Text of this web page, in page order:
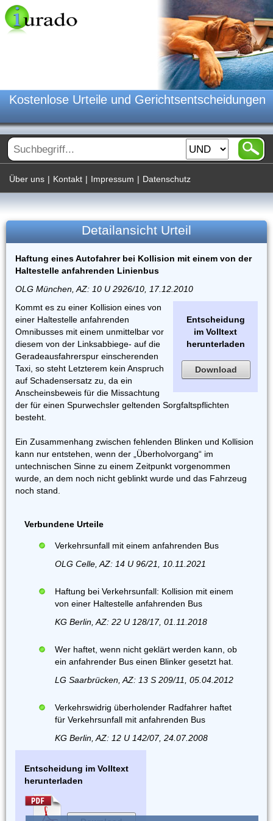
Kostenlose Urteile und Gerichtsentscheidungen
Über uns | Kontakt | Impressum | Datenschutz
Detailansicht Urteil
Haftung eines Autofahrer bei Kollision mit einem von der
Haltestelle anfahrenden Linienbus
OLG München, AZ: 10 U 2926/10, 17.12.2010
Entscheidung
im Volltext
herunterladen
Download
Kommt es zu einer Kollision eines von
einer Haltestelle anfahrenden
Omnibusses mit einem unmittelbar vor
diesem von der Linksabbiege- auf die
Geradeausfahrerspur einscherenden
Taxi, so steht Letzterem kein Anspruch
auf Schadensersatz zu, da ein
Anscheinsbeweis für die Missachtung
der für einen Spurwechsler geltenden Sorgfaltspflichten
besteht.
Ein Zusammenhang zwischen fehlenden Blinken und Kollision
kann nur entstehen, wenn der „Überholvorgang“ im
untechnischen Sinne zu einem Zeitpunkt vorgenommen
wurde, an dem noch nicht geblinkt wurde und das Fahrzeug
noch stand.
Verbundene Urteile
Verkehrsunfall mit einem anfahrenden Bus
OLG Celle, AZ: 14 U 96/21, 10.11.2021
Haftung bei Verkehrsunfall: Kollision mit einem
von einer Haltestelle anfahrenden Bus
KG Berlin, AZ: 22 U 128/17, 01.11.2018
Wer haftet, wenn nicht geklärt werden kann, ob
ein anfahrender Bus einen Blinker gesetzt hat.
LG Saarbrücken, AZ: 13 S 209/11, 05.04.2012
Verkehrswidrig überholender Radfahrer haftet
für Verkehrsunfall mit anfahrenden Bus
KG Berlin, AZ: 12 U 142/07, 24.07.2008
Entscheidung im Volltext
herunterladen